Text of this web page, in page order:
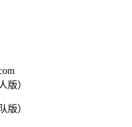
版）
版）